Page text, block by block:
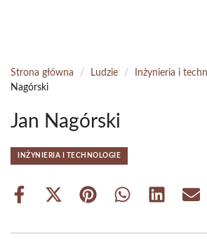
Strona główna / Ludzie / Inżynieria i
Nagórski
Jan Nagórski
INŻYNIERIA I TECHNOLOGIE
Share
Share
(Twitter)
Share Share Share